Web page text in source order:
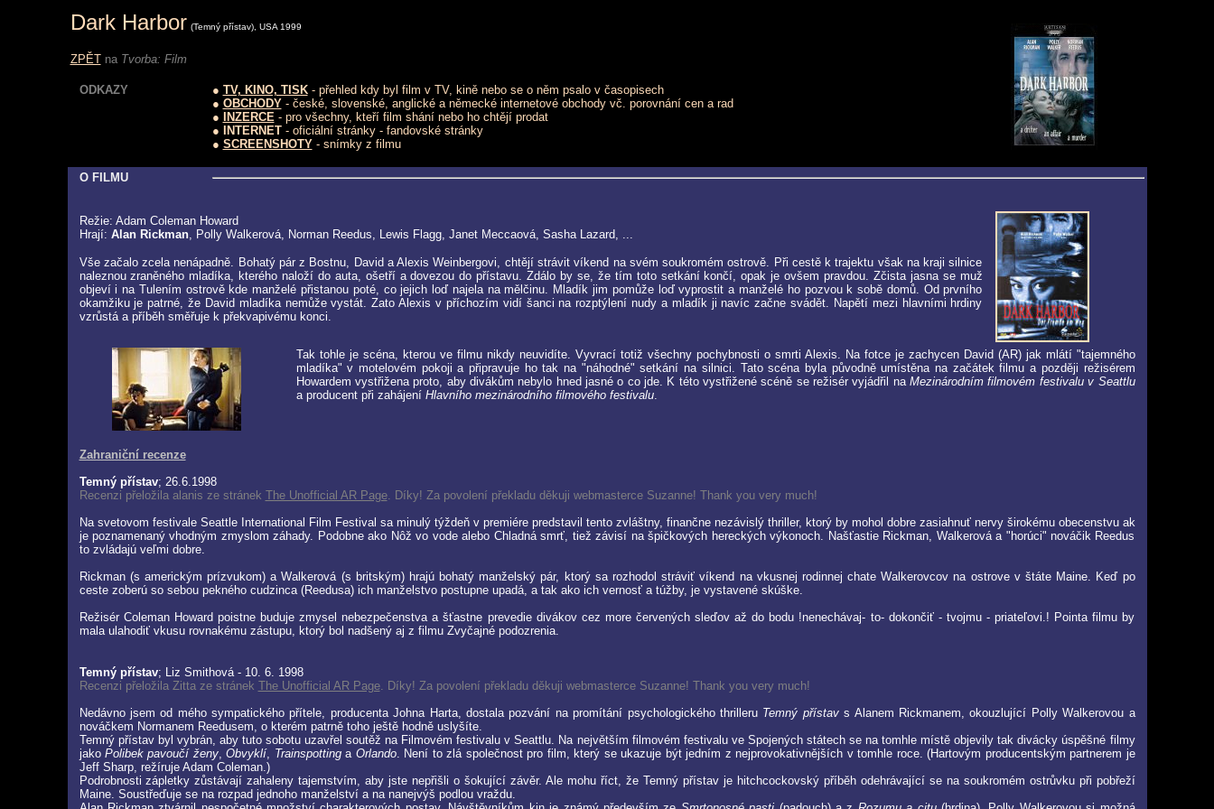
Dark Harbor (Temný přístav), USA 1999
ZPĚTna Tvorba: Film
ODKAZY ● TV, KINO, TISK- přehled kdy byl film v TV, kině nebo se o něm psalo v časopisech
● OBCHODY - české, slovenské, anglické a německé internetové obchody vč. porovnání cen a rad
●
INZERCE - pro všechny, kteří film shání nebo ho chtějí prodat
● INTERNET- oficiální stránky - fandovské stránky
● SCREENSHOTY - snímky z filmu
O FILMU
Režie: Adam Coleman Howard
Hrají: Alan Rickman, Polly Walkerová, Norman Reedus, Lewis Flagg, Janet Meccaová, Sasha Lazard, ...
Vše začalo zcela nenápadně. Bohatý pár z Bostnu, David a Alexis Weinbergovi, chtějí strávit víkend na svém soukromém ostrově. Při cestě k trajektu však na kraji silnice
naleznou zraněného mladíka, kterého naloží do auta, ošetří a dovezou do přístavu. Zdálo by se, že tím toto setkání končí, opak je ovšem pravdou. Zčista jasna se muž
objeví i na Tulením ostrově kde manželé přistanou poté, co jejich loď najela na mělčinu. Mladík jim pomůže loď vyprostit a manželé ho pozvou k sobě domů. Od prvního
okamžiku je patrné, že David mladíka nemůže vystát. Zato Alexis v příchozím vidí šanci na rozptýlení nudy a mladík ji navíc začne svádět. Napětí mezi hlavními hrdiny
vzrůstá a příběh směřuje k překvapivému konci.
Tak tohle je scéna, kterou ve filmu nikdy neuvidíte. Vyvrací totiž všechny pochybnosti o smrti Alexis. Na fotce je zachycen David (AR) jak mlátí "tajemného
mladíka" v motelovém pokoji a připravuje ho tak na "náhodné" setkání na silnici. Tato scéna byla původně umístěna na začátek filmu a později režisérem
Howardem vystřižena proto, aby divákům nebylo hned jasné o co jde. K této vystřižené scéně se režisér vyjádřil naMezinárodním filmovém festivalu v Seattlu
a producent při zahájení Hlavního mezinárodního filmového festivalu.
Zahraniční recenze
Temný přístav; 26.6.1998
Recenzi přeložila alanis ze stránek The Unofficial AR Page. Díky! Za povolení překladu děkuji webmasterce Suzanne! Thank you very much!
Na svetovom festivale Seattle International Film Festival sa minulý týždeň v premiére predstavil tento zvláštny, finančne nezávislý thriller, ktorý by mohol dobre zasiahnuť nervy širokému obecenstvu ak
je poznamenaný vhodným zmyslom záhady. Podobne ako Nôž vo vode alebo Chladná smrť, tiež závisí na špičkových hereckých výkonoch. Našťastie Rickman, Walkerová a "horúci" nováčik Reedus
to zvládajú veľmi dobre.
Rickman (s americkým prízvukom) a Walkerová (s britským) hrajú bohatý manželský pár, ktorý sa rozhodol stráviť víkend na vkusnej rodinnej chate Walkerovcov na ostrove v štáte Maine. Keď po
ceste zoberú so sebou pekného cudzinca (Reedusa) ich manželstvo postupne upadá, a tak ako ich vernosť a túžby, je vystavené skúške.
Režisér Coleman Howard poistne buduje zmysel nebezpečenstva a šťastne prevedie divákov cez more červených sleďov až do bodu !nenechávaj- to- dokončiť - tvojmu - priateľovi.! Pointa filmu by
mala ulahodiť vkusu rovnakému zástupu, ktorý bol nadšený aj z filmu Zvyčajné podozrenia.
Temný přístav; Liz Smithová - 10. 6. 1998
Recenzi přeložila Zitta ze stránek The Unofficial AR Page. Díky! Za povolení překladu děkuji webmasterce Suzanne! Thank you very much!
Nedávno jsem od mého sympatického přítele, producenta Johna Harta, dostala pozvání na promítání psychologického thrilleru Temný přístavs Alanem Rickmanem, okouzlující Polly Walkerovou a
nováčkem Normanem Reedusem, o kterém patrně toho ještě hodně uslyšíte.
Temný přístav byl vybrán, aby tuto sobotu uzavřel soutěž na Filmovém festivalu v Seattlu. Na největším filmovém festivalu ve Spojených státech se na tomhle místě objevily tak divácky úspěšné filmy
jako Polibek pavoučí ženy,Obvyklí, Trainspottinga Orlando. Není to zlá společnost pro film, který se ukazuje být jedním z nejprovokativnějších v tomhle roce. (Hartovým producentským partnerem je
Jeff Sharp, režíruje Adam Coleman.)
Podrobnosti zápletky zůstávají zahaleny tajemstvím, aby jste nepřišli o šokující závěr. Ale mohu říct, že Temný přístav je hitchcockovský příběh odehrávající se na soukromém ostrůvku při pobřeží
Maine. Soustřeďuje se na rozpad jednoho manželství a na nanejvýš podlou vraždu.